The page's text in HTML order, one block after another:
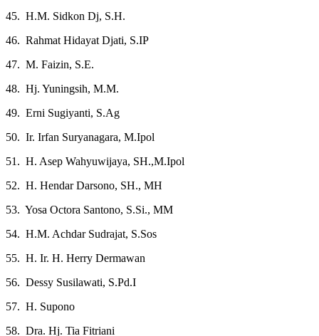
45. H.M. Sidkon Dj, S.H.
46. Rahmat Hidayat Djati, S.IP
47. M. Faizin, S.E.
48. Hj. Yuningsih, M.M.
49. Erni Sugiyanti, S.Ag
50. Ir. Irfan Suryanagara, M.Ipol
51. H. Asep Wahyuwijaya, SH.,M.Ipol
52. H. Hendar Darsono, SH., MH
53. Yosa Octora Santono, S.Si., MM
54. H.M. Achdar Sudrajat, S.Sos
55. H. Ir. H. Herry Dermawan
56. Dessy Susilawati, S.Pd.I
57. H. Supono
58. Dra. Hj. Tia Fitriani